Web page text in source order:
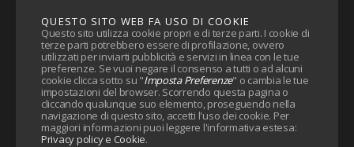
QUESTO SITO WEB FA USO DI COOKIE
Questo sito utilizza cookie propri e di terze parti. I cookie di
terze parti potrebbero essere di profilazione, ovvero
utilizzati per inviarti pubblicità e servizi in linea con le tue
preferenze. Se vuoi negare il consenso a tutti o ad alcuni
cookie clicca sotto su "Imposta Preferenze" o cambia le tue
impostazioni del browser. Scorrendo questa pagina o
cliccando qualunque suo elemento, proseguendo nella
navigazione di questo sito, accetti l'uso dei cookie. Per
maggiori informazioni puoi leggere l'informativa estesa:
Privacy policy e Cookie.